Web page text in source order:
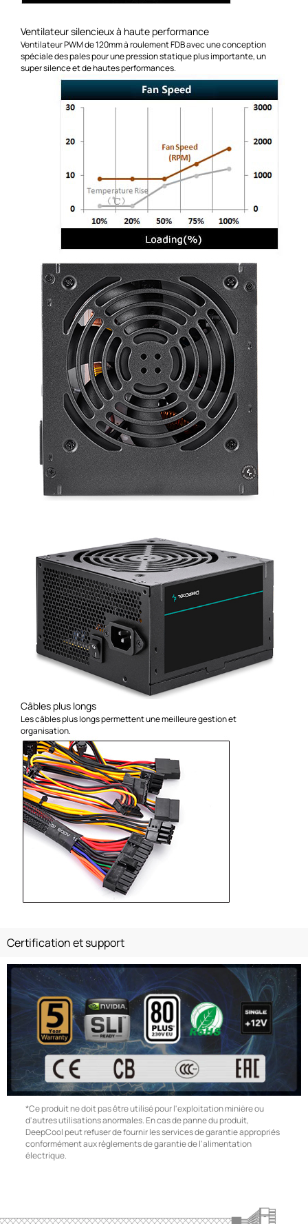
Ventilateur silencieux à haute performance
Ventilateur PWM de 120mm à roulement FDB avec une conception
spéciale des pales pour une pression statique plus importante, un
super silence et de hautes performances.
Câbles plus longs
Les câbles plus longs permettent une meilleure gestion et
organisation.
Certification et support
*Ce produit ne doit pas être utilisé pour l'exploitation minière ou
d'autres utilisations anormales. En cas de panne du produit,
DeepCool peut refuser de fournir les services de garantie appropriés
conformément aux règlements de garantie de l'alimentation
électrique.